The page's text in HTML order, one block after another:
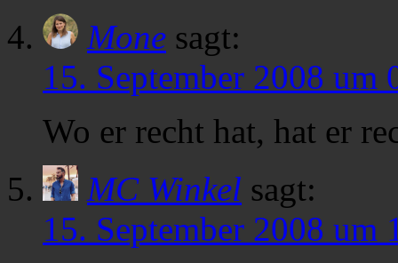
Mone sagt:
15. September 2008 um
Wo er recht hat, hat er
MC Winkel sagt:
15. September 2008 um